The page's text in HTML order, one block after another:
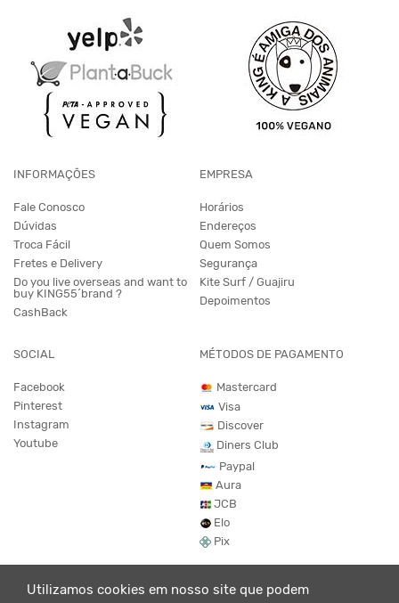
Utilizamos cookies em nosso site que podem
INFORMAÇÕES
Fale Conosco
Dúvidas
Troca Fácil
Fretes e Delivery
Do you live overseas and want to
buy KING55´brand ?
CashBack
EMPRESA
Horários
Endereços
Quem Somos
Segurança
Kite Surf / Guajiru
Depoimentos
SOCIAL
Facebook
Pinterest
Instagram
Youtube
MÉTODOS DE PAGAMENTO
Mastercard
Visa
Discover
Diners Club
Paypal
Aura
JCB
Elo
Pix